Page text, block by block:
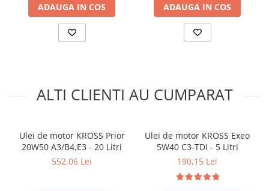
ADAUGA IN COS ADAUGA IN COS
ALTI CLIENTI AU CUMPARAT
Ulei de motor KROSS Prior
20W50 A3/B4,E3 - 20 Litri
552,06 Lei
Ulei de motor KROSS Exeo
5W40 C3-TDI - 5 Litri
190,15 Lei